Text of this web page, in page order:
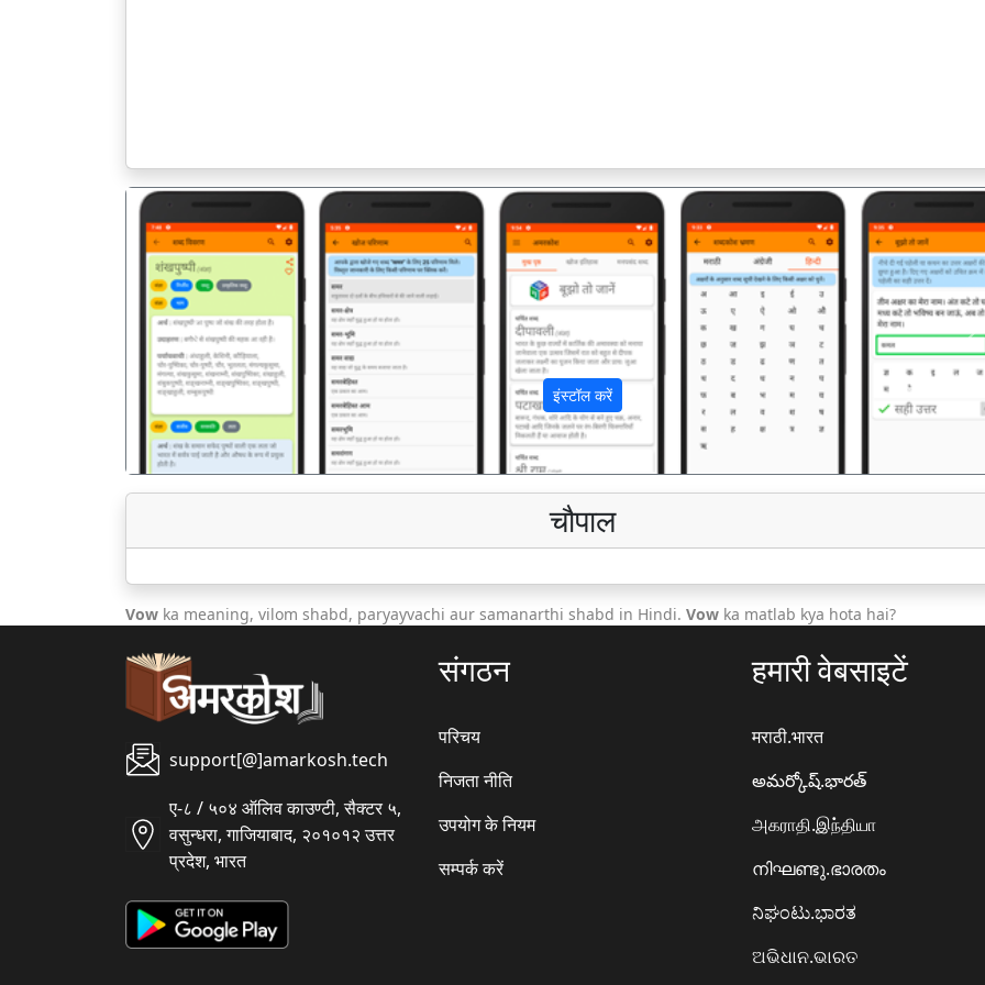
इंस्टॉल करें
पिछला
चौपाल
Vow ka meaning, vilom shabd, paryayvachi aur samanarthi shabd in Hindi. Vow ka matlab kya hota hai?
support[@]amarkosh.tech
ए-८ / ५०४ ऑलिव काउण्टी, सैक्टर ५,
वसुन्धरा, गाजियाबाद, २०१०१२ उत्तर
प्रदेश, भारत
संगठन
परिचय
निजता नीति
उपयोग के नियम
सम्पर्क करें
हमारी वेबसाइटें
मराठी.भारत
అమర్కోష్.భారత్
அகராதி.இந்தியா
നിഘണ്ടു.ഭാരതം
ನಿಘಂಟು.ಭಾರತ
ଅଭିଧାନ.ଭାରତ